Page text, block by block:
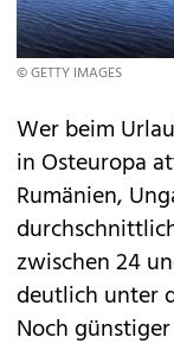
© GETTY IMAGES
Wer beim
in Osteuropa
Rumänien,
zwischen 24
deutlich unter
Noch